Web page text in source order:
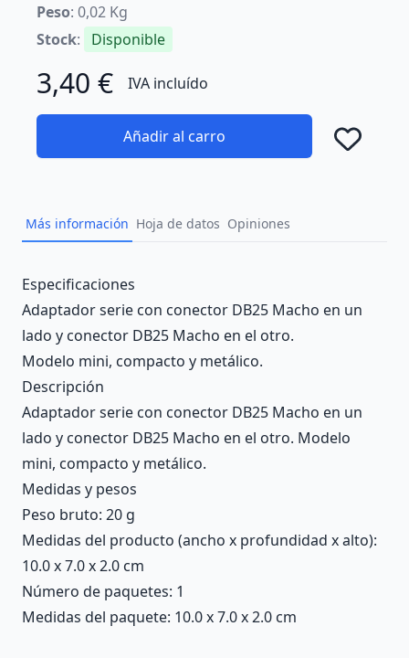
Peso: 0,02 Kg
Stock: Disponible
3,40 € IVA incluído
Añadir al carro
Más información Hoja de datos Opiniones
Description
Especificaciones
Adaptador serie con conector DB25 Macho en un
lado y conector DB25 Macho en el otro.
Modelo mini, compacto y metálico.
Descripción
Adaptador serie con conector DB25 Macho en un
lado y conector DB25 Macho en el otro. Modelo
mini, compacto y metálico.
Medidas y pesos
Peso bruto: 20 g
Medidas del producto (ancho x profundidad x alto):
10.0 x 7.0 x 2.0 cm
Número de paquetes: 1
Medidas del paquete: 10.0 x 7.0 x 2.0 cm